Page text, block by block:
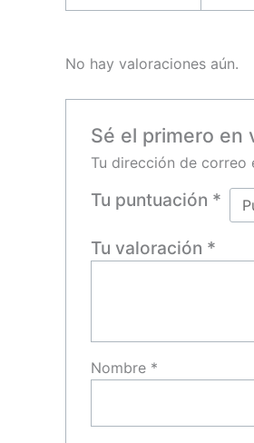
No hay valoraciones aún.
Sé el primero en
Tu dirección de correo
Tu puntuación *
Tu valoración *
Nombre *